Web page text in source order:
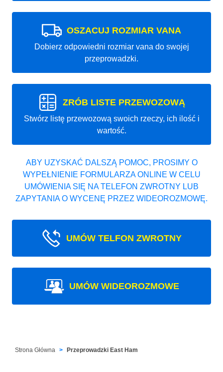
OSZACUJ ROZMIAR VANA
Dobierz odpowiedni rozmiar vana do swojej
przeprowadzki.
ZRÓB LISTE PRZEWOZOWĄ
Stwórz listę przewozową swoich rzeczy, ich ilość i
wartość.
ABY UZYSKAĆ DALSZĄ POMOC, PROSIMY O
WYPEŁNIENIE FORMULARZA ONLINE W CELU
UMÓWIENIA SIĘ NA TELEFON ZWROTNY LUB
ZAPYTANIA O WYCENĘ PRZEZ WIDEOROZMOWĘ.
UMÓW TELFON ZWROTNY
UMÓW WIDEOROZMOWE
Strona Główna Przeprowadzki East Ham